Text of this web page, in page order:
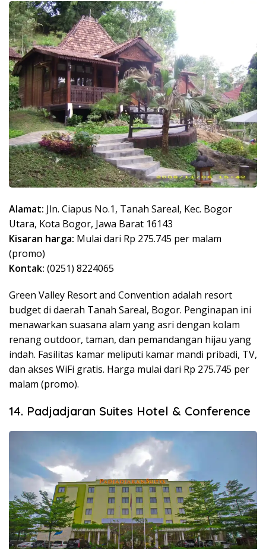
Alamat: Jln. Ciapus No.1, Tanah Sareal, Kec. Bogor
Utara, Kota Bogor, Jawa Barat 16143
Kisaran harga: Mulai dari Rp 275.745 per malam
(promo)
Kontak: (0251) 8224065
Green Valley Resort and Convention adalah resort
budget di daerah Tanah Sareal, Bogor. Penginapan ini
menawarkan suasana alam yang asri dengan kolam
renang outdoor, taman, dan pemandangan hijau yang
indah. Fasilitas kamar meliputi kamar mandi pribadi, TV,
dan akses WiFi gratis. Harga mulai dari Rp 275.745 per
malam (promo).
14. Padjadjaran Suites Hotel & Conference